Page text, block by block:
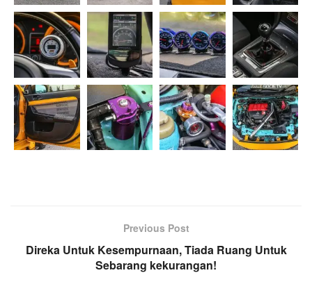
Previous Post
Direka Untuk Kesempurnaan, Tiada Ruang Untuk
Sebarang kekurangan!